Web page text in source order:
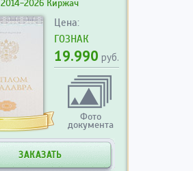
2014-2026 Киржач
Цена:
ГОЗНАК
19.990 руб.
Фото
документа
ЗАКАЗАТЬ